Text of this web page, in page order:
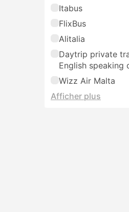
Itabus
FlixBus
Alitalia
Daytrip private
English speaking
Wizz Air Malta
Afficher plus